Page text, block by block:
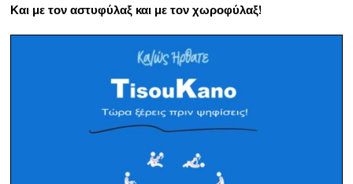
Και με τον αστυφύλαξ και με τον χωροφύλαξ!